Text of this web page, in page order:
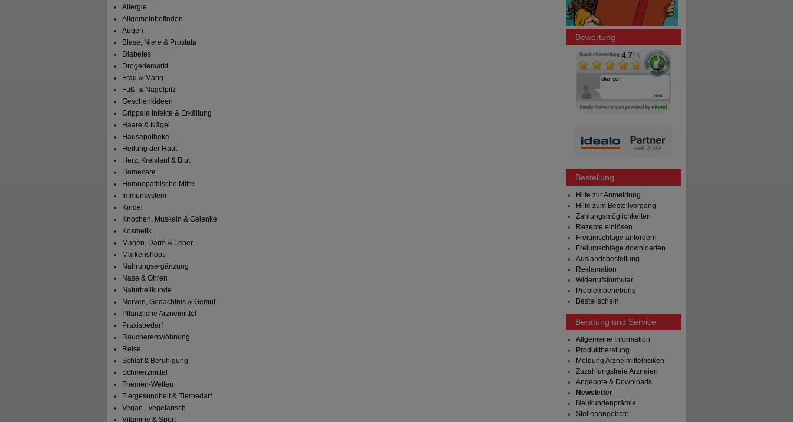
Allergie
Allgemeinbefinden
Augen
Blase, Niere & Prostata
Diabetes
Drogeriemarkt
Frau & Mann
Fuß- & Nagelpilz
Geschenkideen
Grippale Infekte & Erkältung
Haare & Nägel
Hausapotheke
Heilung der Haut
Herz, Kreislauf & Blut
Homecare
Homöopathische Mittel
Immunsystem
Kinder
Knochen, Muskeln & Gelenke
Kosmetik
Magen, Darm & Leber
Markenshops
Nahrungsergänzung
Nase & Ohren
Naturheilkunde
Nerven, Gedächtnis & Gemüt
Pflanzliche Arzneimittel
Praxisbedarf
Raucherentwöhnung
Reise
Schlaf & Beruhigung
Schmerzmittel
Themen-Welten
Tiergesundheit & Tierbedarf
Vegan - vegetarisch
Vitamine & Sport
Bewertung
Bestellung
Hilfe zur Anmeldung
Hilfe zum Bestellvorgang
Zahlungsmöglichkeiten
Rezepte einlösen
Freiumschläge anfordern
Freiumschläge downloaden
Auslandsbestellung
Reklamation
Widerrufsformular
Problembehebung
Bestellschein
Beratung und Service
Allgemeine Information
Produktberatung
Meldung Arzneimittelrisiken
Zuzahlungsfreie Arzneien
Angebote & Downloads
Newsletter
Neukundenprämie
Stellenangebote